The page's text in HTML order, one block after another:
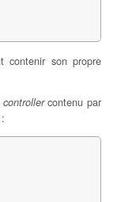
contenir son propre
controllercontenu par